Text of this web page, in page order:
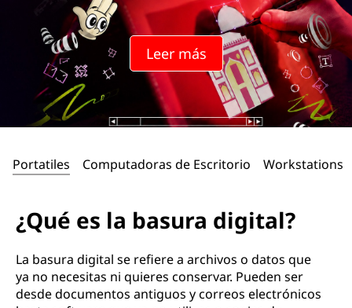
Leer más
Portatiles Computadoras de Escritorio Workstations
¿Qué es la basura digital?
La basura digital se refiere a archivos o datos que
ya no necesitas ni quieres conservar. Pueden ser
desde documentos antiguos y correos electrónicos